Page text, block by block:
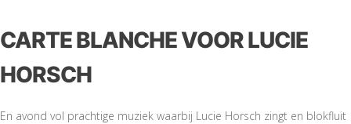
CARTE BLANCHE VOOR LUCIE
HORSCH
En avond vol prachtige muziek waarbij Lucie Horsch zingt en blokfluit